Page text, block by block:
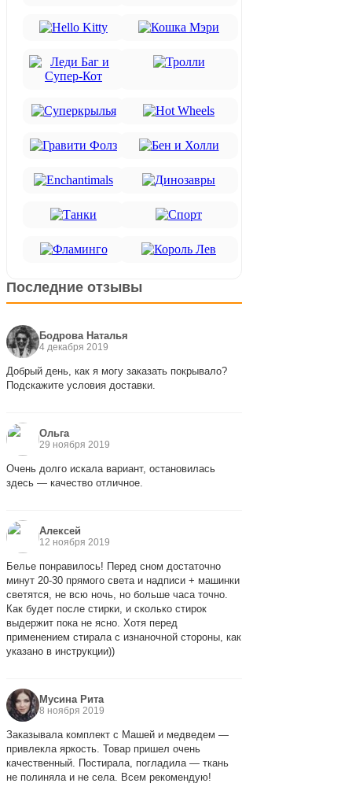
Последние отзывы
Бодрова Наталья
4 декабря 2019
Добрый день, как я могу заказать покрывало?
Подскажите условия доставки.
Ольга
29 ноября 2019
Очень долго искала вариант, остановилась
здесь — качество отличное.
Алексей
12 ноября 2019
Белье понравилось! Перед сном достаточно
минут 20-30 прямого света и надписи + машинки
светятся, не всю ночь, но больше часа точно.
Как будет после стирки, и сколько стирок
выдержит пока не ясно. Хотя перед
применением стирала с изнаночной стороны, как
указано в инструкции))
Мусина Рита
8 ноября 2019
Заказывала комплект с Машей и медведем —
привлекла яркость. Товар пришел очень
качественный. Постирала, погладила — ткань
не полиняла и не села. Всем рекомендую!